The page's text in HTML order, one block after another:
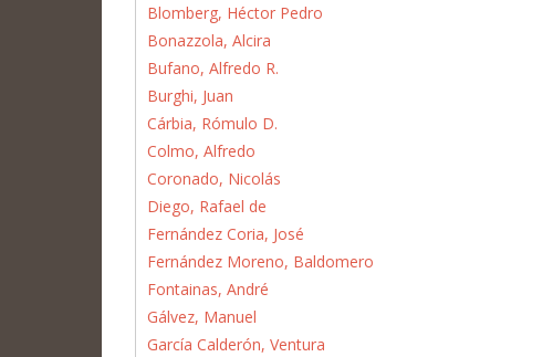
Blomberg, Héctor Pedro
Bonazzola, Alcira
Bufano, Alfredo R.
Burghi, Juan
Cárbia, Rómulo D.
Colmo, Alfredo
Coronado, Nicolás
Diego, Rafael de
Fernández Coria, José
Fernández Moreno, Baldomero
Fontainas, André
Gálvez, Manuel
García Calderón, Ventura